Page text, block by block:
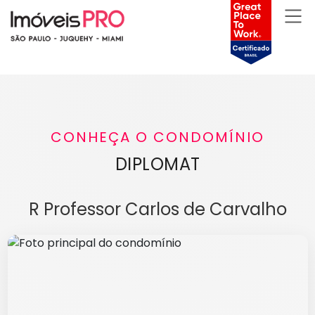
CONHEÇA O CONDOMÍNIO
DIPLOMAT
R Professor Carlos de Carvalho